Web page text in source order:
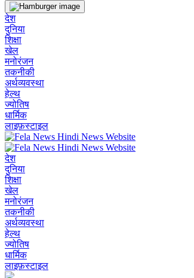
देश
दुनिया
शिक्षा
खेल
मनोरंजन
तकनीकी
अर्थव्यवस्था
हेल्थ
ज्योतिष
धार्मिक
लाइफ़स्टाइल
देश
दुनिया
शिक्षा
खेल
मनोरंजन
तकनीकी
अर्थव्यवस्था
हेल्थ
ज्योतिष
धार्मिक
लाइफ़स्टाइल